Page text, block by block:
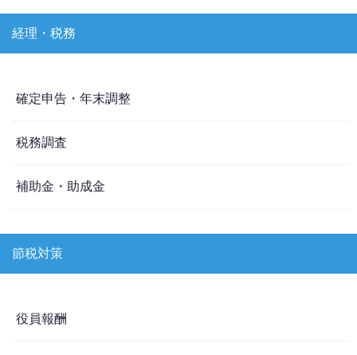
経理・税務
確定申告・年末調整
税務調査
補助金・助成金
節税対策
役員報酬